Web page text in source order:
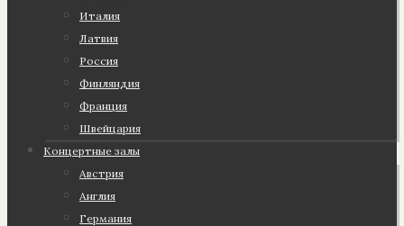
Италия
Латвия
Россия
Финляндия
Франция
Швейцария
Концертные залы
Австрия
Англия
Германия